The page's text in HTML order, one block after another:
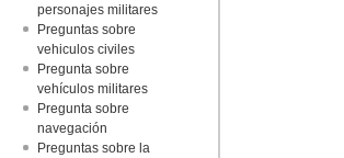
personajes militares
Preguntas sobre
vehiculos civiles
Pregunta sobre
vehículos militares
Pregunta sobre
navegación
Preguntas sobre la